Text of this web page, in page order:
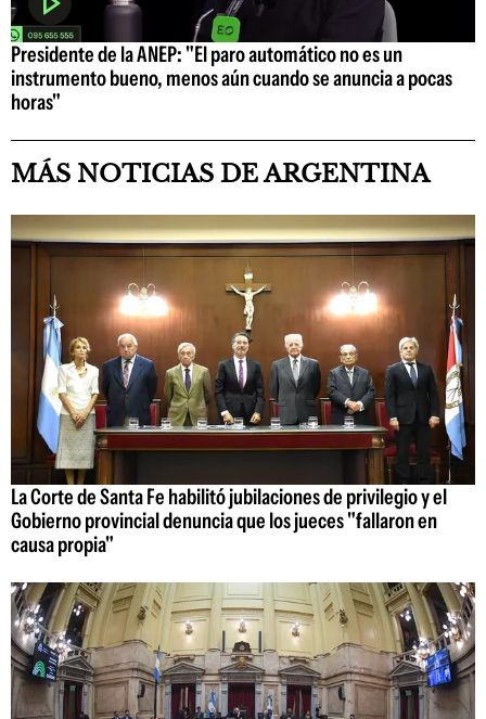
Presidente de la ANEP: "El paro automático no es un
instrumento bueno, menos aún cuando se anuncia a pocas
horas"
MÁS NOTICIAS DE ARGENTINA
La Corte de Santa Fe habilitó jubilaciones de privilegio y el
Gobierno provincial denuncia que los jueces "fallaron en
causa propia"